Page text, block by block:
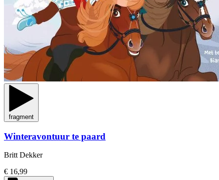
fragment
Winteravontuur te paard
Britt Dekker
€ 16,99